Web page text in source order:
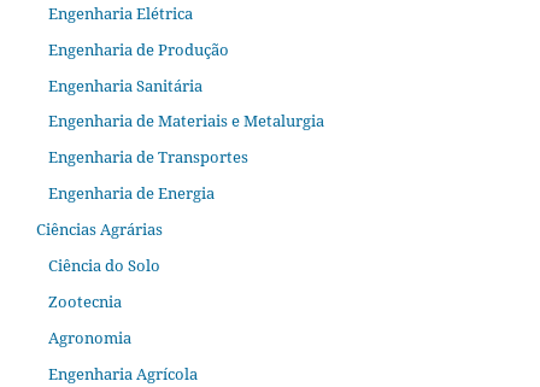
Engenharia Elétrica
Engenharia de Produção
Engenharia Sanitária
Engenharia de Materiais e Metalurgia
Engenharia de Transportes
Engenharia de Energia
Ciências Agrárias
Ciência do Solo
Zootecnia
Agronomia
Engenharia Agrícola